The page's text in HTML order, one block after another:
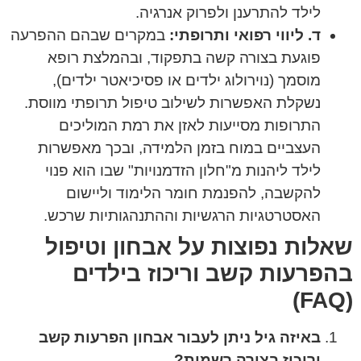
לילד להתרענן ולפרוק אנרגיה.
ד. ליווי רפואי ותרופתי: במקרים שבהם ההפרעה
פוגעת בצורה קשה בתפקוד, ובהמלצת רופא
מוסמך (נוירולוג ילדים או פסיכיאטר ילדים),
נשקלת האפשרות לשילוב טיפול תרופתי מווסת.
התרופות מסייעות לאזן את רמת המוליכים
העצביים במוח בזמן הלמידה, ובכך מאפשרות
לילד ליהנות מ"חלון הזדמנויות" שבו הוא פנוי
להקשבה, להפנמת חומר הלימוד וליישום
האסטרטגיות הרגשיות וההתנהגותיות שרכש.
שאלות נפוצות על אבחון וטיפול
בהפרעות קשב וריכוז בילדים
(FAQ)
באיזה גיל ניתן לעבור אבחון הפרעות קשב